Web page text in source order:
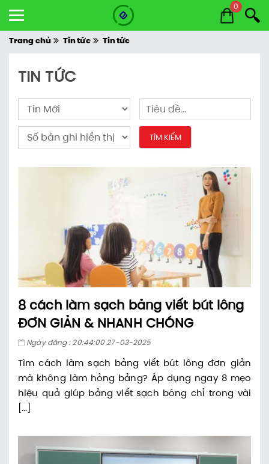
0
Trang chủ Tin tức Tin tức
TIN TỨC
TÌM KIẾM
8 cách làm sạch bảng viết bút lông
ĐƠN GIẢN & NHANH CHÓNG
Ngày đăng : 20:44:00 27-03-2025
Tìm cách làm sạch bảng viết bút lông đơn giản
mà không làm hỏng bảng? Áp dụng ngay 8 mẹo
hiệu quả giúp bảng viết sạch bóng chỉ trong vài
[...]